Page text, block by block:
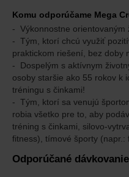
Komu odporúčame Mega
Výkonnostne orientovaným
Tým, ktorí chcú využiť
praktickom riešení, bez doby
Dospelým s aktívnym
osoby staršie ako 55 rokov k
tréningu s činkami!
Tým, ktorí sa venujú
robia všetko pre to, aby
tréning s činkami, silovo-
fitness), tímové športy (napr.:
Odporúčané dávkovanie